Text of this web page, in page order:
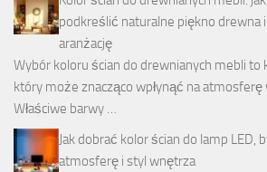
podkreślić naturalne piękno drewna
aranżację
Wybór koloru ścian do drewnianych mebli to
który może znacząco wpłynąć na
Właściwe barwy …
Jak dobrać kolor ścian do lamp LED,
atmosferę i styl wnętrza